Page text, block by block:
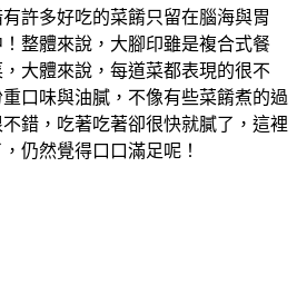
許多好吃的菜餚只留在腦海與胃
整體來說，大腳印雖是複合式餐
大體來說，每道菜都表現的很不
口味與油膩，不像有些菜餚煮的過
錯，吃著吃著卻很快就膩了，這裡
仍然覺得口口滿足呢！